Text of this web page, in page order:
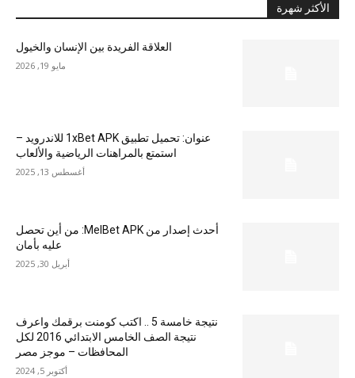
الأكثر شهرة
العلاقة الفريدة بين الإنسان والخيول
مايو 19, 2026
عنوان: تحميل تطبيق 1xBet APK للاندرويد –
استمتع بالمراهنات الرياضية والألعاب
أغسطس 13, 2025
أحدث إصدار من MelBet APK: من أين تحصل
عليه بأمان
أبريل 30, 2025
نتيجة خامسة 5 .. اكتب كومنت برقمك واعرف
نتيجة الصف الخامس الابتدائي 2016 لكل
المحافظات – موجز مصر
أكتوبر 5, 2024